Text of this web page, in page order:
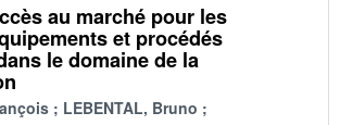
au marché pour les
et procédés
le domaine de la
LEBENTAL, Bruno